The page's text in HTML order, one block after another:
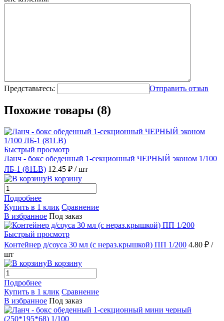
Представьтесь: Отправить отзыв
Похожие товары (8)
Быстрый просмотр
Ланч - бокс обеденный 1-секционный ЧЕРНЫЙ эконом 1/100
ЛБ-1 (81LB) 12.45 ₽ / шт
В корзину
Подробнее
Купить в 1 клик Сравнение
В избранное Под заказ
Быстрый просмотр
Контейнер д/соуса 30 мл (с нераз.крышкой) ПП 1/200 4.80 ₽ /
шт
В корзину
Подробнее
Купить в 1 клик Сравнение
В избранное Под заказ